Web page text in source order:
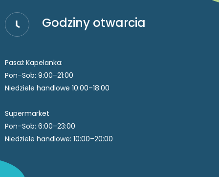
Godziny otwarcia
Pasaż Kapelanka:
Pon–Sob: 9:00–21:00
Niedziele handlowe 10:00–18:00
Supermarket
Pon–Sob: 6:00–23:00
Niedziele handlowe: 10:00–20:00